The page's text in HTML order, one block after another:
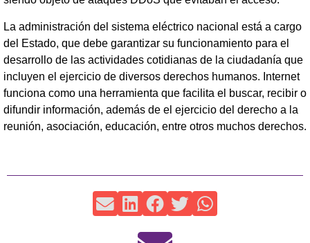
La administración del sistema eléctrico nacional está a cargo
del Estado, que debe garantizar su funcionamiento para el
desarrollo de las actividades cotidianas de la ciudadanía que
incluyen el ejercicio de diversos derechos humanos. Internet
funciona como una herramienta que facilita el buscar, recibir o
difundir información, además de el ejercicio del derecho a la
reunión, asociación, educación, entre otros muchos derechos.